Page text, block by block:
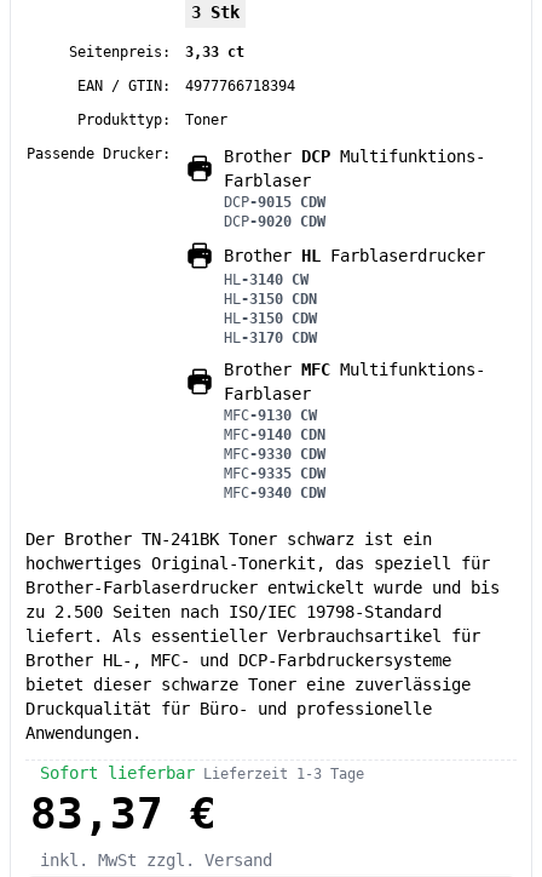
3 Stk
Seitenpreis:
3,33 ct
EAN / GTIN:
4977766718394
Produkttyp:
Toner
Passende Drucker:
Brother DCP Multifunktions-
Farblaser
DCP-9015 CDW
DCP-9020 CDW
Brother HL Farblaserdrucker
HL -3140 CW
HL -3150 CDN
HL -3150 CDW
HL -3170 CDW
Brother MFC Multifunktions-
Farblaser
MFC-9130 CW
MFC-9140 CDN
MFC-9330 CDW
MFC-9335 CDW
MFC-9340 CDW
Der Brother TN-241BK Toner schwarz ist ein
hochwertiges Original-Tonerkit, das speziell für
Brother-Farblaserdrucker entwickelt wurde und bis
zu 2.500 Seiten nach ISO/IEC 19798-Standard
liefert. Als essentieller Verbrauchsartikel für
Brother HL-, MFC- und DCP-Farbdruckersysteme
bietet dieser schwarze Toner eine zuverlässige
Druckqualität für Büro- und professionelle
Anwendungen.
Sofort lieferbar Lieferzeit 1-3 Tage
83,37 €
inkl. MwSt
zzgl. Versand